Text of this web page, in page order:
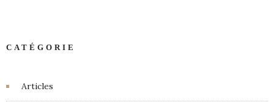
CATÉGORIE
Articles